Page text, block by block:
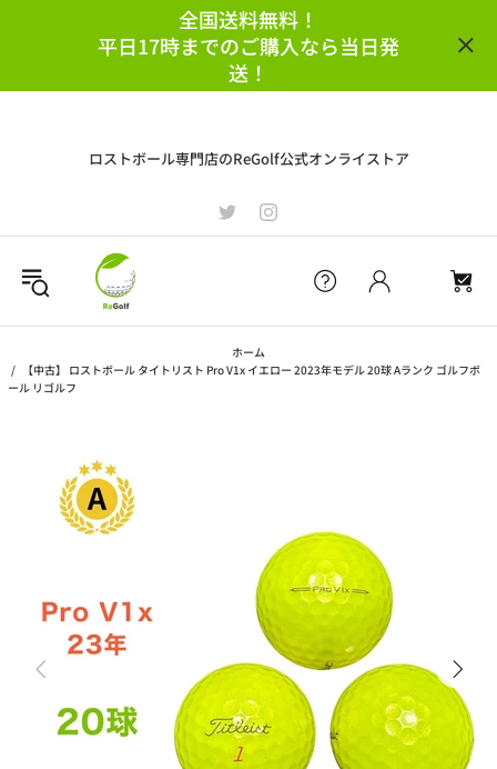
全国送料無料！
平日17時までのご購入なら当日発
送！
ロストボール専門店のReGolf公式オンライストア
ホーム
【中古】 ロストボール タイトリスト Pro V1x イエロー 2023年モデル 20球 Aランク ゴルフボ
ール リゴルフ